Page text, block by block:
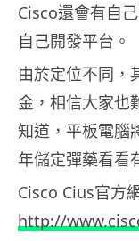
Cisco還會有自
自己開發平台。
由於定位不同，
金，相信大家也
知道，平板電腦
年儲定彈藥看看
Cisco Cius官方
http://